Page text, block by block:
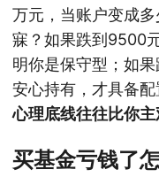
万元，当账户变成
寐？如果跌到9500
明你是保守型；如
安心持有，才具备配
心理底线往往比你
买基金亏钱了